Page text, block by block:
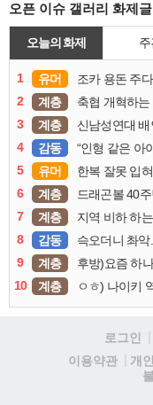
오픈 이슈 갤러리 화제글
오늘의 화제 주
1 유머 조카 용돈 주
2
계층 축협 개혁하는
3
계층 신남성연대
4
감동 “인형 같은 아이가
5
유머 한복 잘못 입
6
계층 드래곤볼 40
7
계층 지역 비하 하
8
감동 슥오더니 촤악.. 연
9
계층 후방)요즘 하
10
계층 ㅇㅎ) 나이키
로그인
이용약관
개